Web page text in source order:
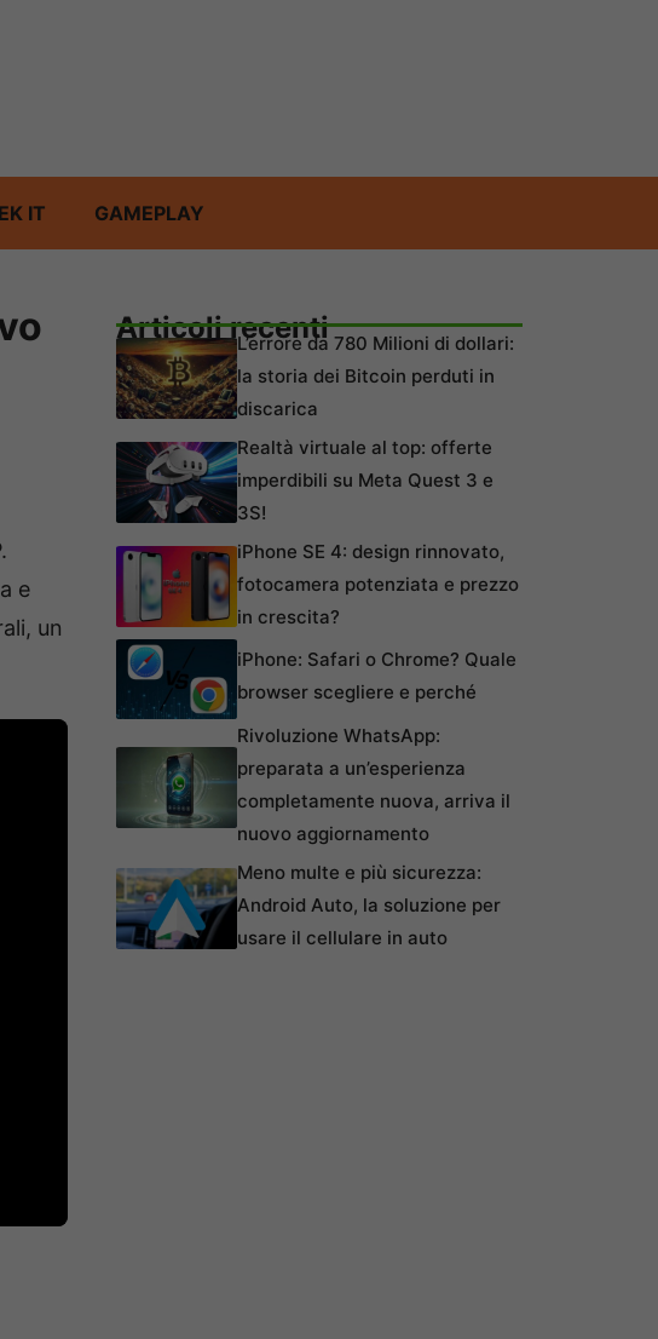
IT GAMEPLAY
e
un
Articoli recentiL’errore da 780 Milioni di dollari:
la storia dei Bitcoin perduti in
discarica
Realtà virtuale al top: offerte
imperdibili su Meta Quest 3 e
3S!
iPhone SE 4: design rinnovato,
fotocamera potenziata e prezzo
in crescita?
iPhone: Safari o Chrome? Quale
browser scegliere e perché
Rivoluzione WhatsApp:
preparata a un’esperienza
completamente nuova, arriva il
nuovo aggiornamento
Meno multe e più sicurezza:
Android Auto, la soluzione per
usare il cellulare in auto